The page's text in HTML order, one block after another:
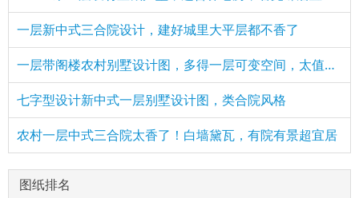
一层新中式三合院设计，建好城里大平层都不香了
一层带阁楼农村别墅设计图，多得一层可变空间，太值了！
七字型设计新中式一层别墅设计图，类合院风格
农村一层中式三合院太香了！白墙黛瓦，有院有景超宜居
图纸排名